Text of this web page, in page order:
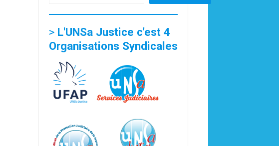
> L'UNSa Justice c'est 4
Organisations Syndicales